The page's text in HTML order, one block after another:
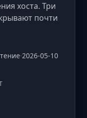
хоста. Три
почти
·2026-05-10